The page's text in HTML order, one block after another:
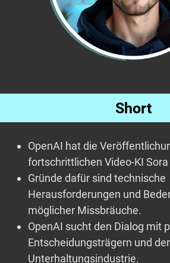
Short
OpenAI hat die
fortschrittlichen Video-KI
Gründe dafür sind technische
Herausforderungen und
möglicher Missbräuche.
OpenAI sucht den Dialog mit
Entscheidungsträgern und der
Unterhaltungsindustrie.